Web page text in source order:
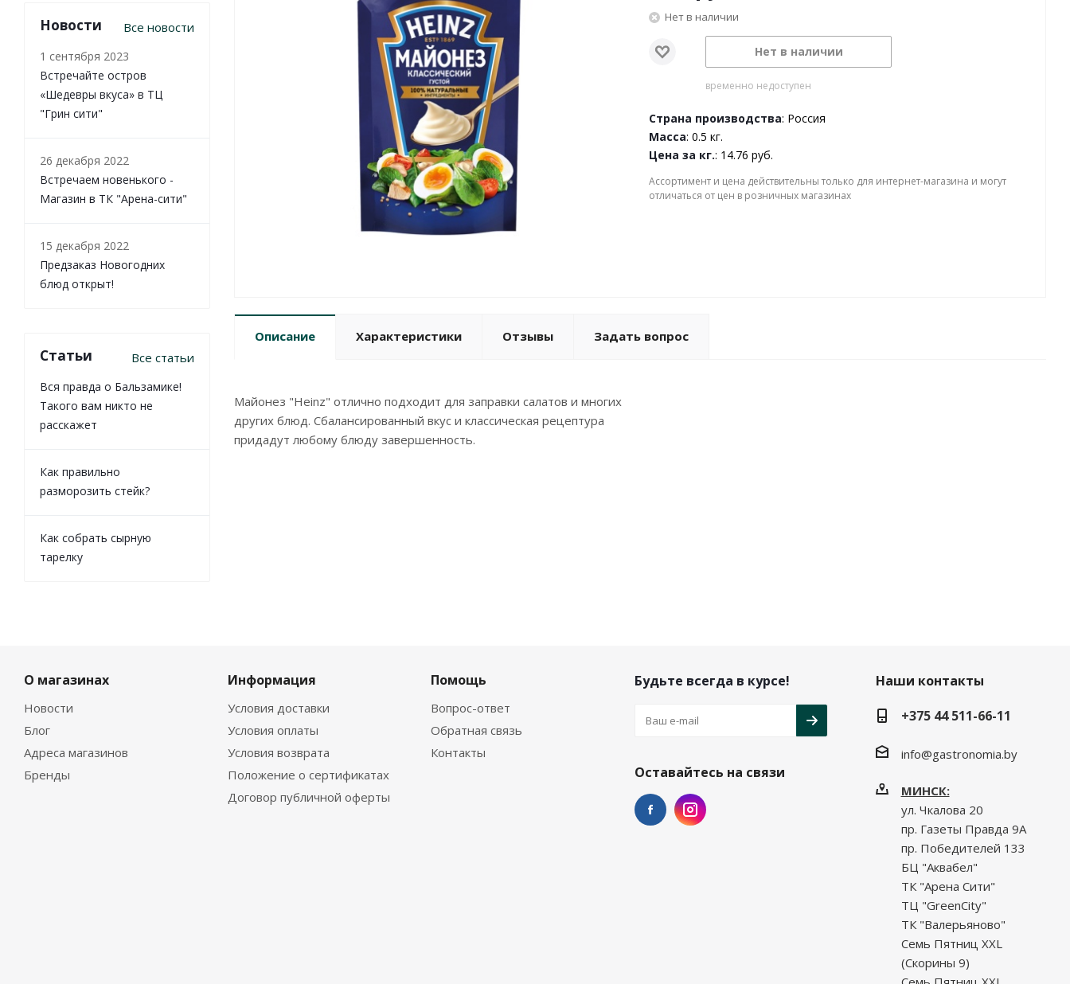
Нет в наличии
Нет в наличии
временно недоступен
Страна производства: Россия
Масса: 0.5 кг.
Цена за кг.: 14.76 руб.
Ассортимент и цена действительны только для интернет-магазина и могут
отличаться от цен в розничных магазинах
Описание Характеристики Отзывы Задать вопрос
Майонез "Heinz" отлично подходит для заправки салатов и многих
других блюд. Сбалансированный вкус и классическая рецептура
придадут любому блюду завершенность.
Новости Все новости
1 сентября 2023
Встречайте остров
«Шедевры вкуса» в ТЦ
"Грин сити"
26 декабря 2022
Встречаем новенького -
Магазин в ТК "Арена-сити"
15 декабря 2022
Предзаказ Новогодних
блюд открыт!
Статьи Все статьи
Вся правда о Бальзамике!
Такого вам никто не
расскажет
Как правильно
разморозить стейк?
Как собрать сырную
тарелку
О магазинах
Новости
Блог
Адреса магазинов
Бренды
Информация
Условия доставки
Условия оплаты
Условия возврата
Положение о сертификатах
Договор публичной оферты
Помощь
Вопрос-ответ
Обратная связь
Контакты
Будьте всегда в курсе!
Оставайтесь на связи
Наши контакты
+375 44 511-66-11
info@gastronomia.by
МИНСК:
ул. Чкалова 20
пр. Газеты Правда 9А
пр. Победителей 133
БЦ "Аквабел"
ТК "Арена Сити"
ТЦ "GreenCity"
ТК "Валерьяново"
Семь Пятниц XXL
(Скорины 9)